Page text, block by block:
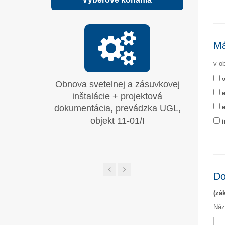
Obnova svetelnej a zásuvkovej
inštalácie + projektová
dokumentácia, prevádzka UGL,
objekt 11-01/I
v